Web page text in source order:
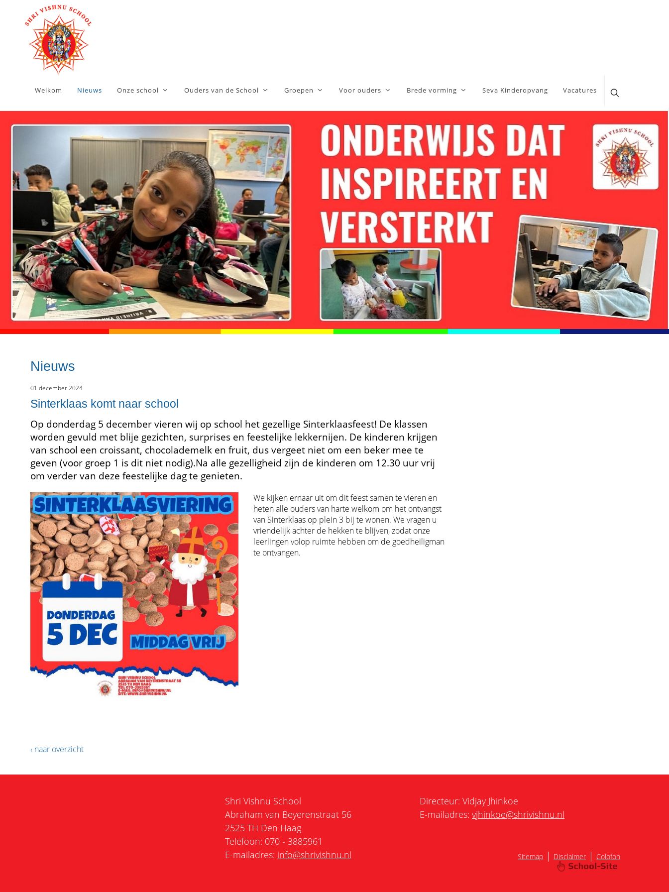
Welkom Nieuws Onze school Ouders van de School Groepen Voor ouders Brede vorming Seva Kinderopvang Vacatures
Nieuws
01 december 2024
Sinterklaas komt naar school
Op donderdag 5 december vieren wij op school het gezellige Sinterklaasfeest! De klassen
worden gevuld met blije gezichten, surprises en feestelijke lekkernijen. De kinderen krijgen
van school een croissant, chocolademelk en fruit, dus vergeet niet om een beker mee te
geven (voor groep 1 is dit niet nodig).Na alle gezelligheid zijn de kinderen om 12.30 uur vrij
om verder van deze feestelijke dag te genieten.
We kijken ernaar uit om dit feest samen te vieren en
heten alle ouders van harte welkom om het ontvangst
van Sinterklaas op plein 3 bij te wonen. We vragen u
vriendelijk achter de hekken te blijven, zodat onze
leerlingen volop ruimte hebben om de goedheiligman
te ontvangen.
‹ naar overzicht
Shri Vishnu School
Abraham van Beyerenstraat 56
2525 TH Den Haag
Telefoon: 070 - 3885961
E-mailadres: info@shrivishnu.nl
Directeur: Vidjay Jhinkoe
E-mailadres:vjhinkoe@shrivishnu.nl
Sitemap | Disclaimer | Colofon